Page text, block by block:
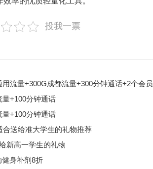
投我一票
流量+300G成都流量+300分钟通话+2个会员
+100分钟通话
+100分钟通话
送给准大学生的礼物推荐
新高一学生的礼物
健身补剂8折